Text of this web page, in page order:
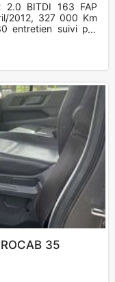
2.0 BITDI 163 FAP
2012, 327 000 Km
entretien suivi par
35